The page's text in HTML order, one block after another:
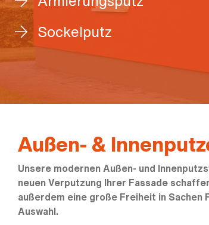
Sockelputz
Außen- &
Unsere modernen Außen- und
neuen Verputzung Ihrer Fassade
außerdem eine große Freiheit in
Auswahl.